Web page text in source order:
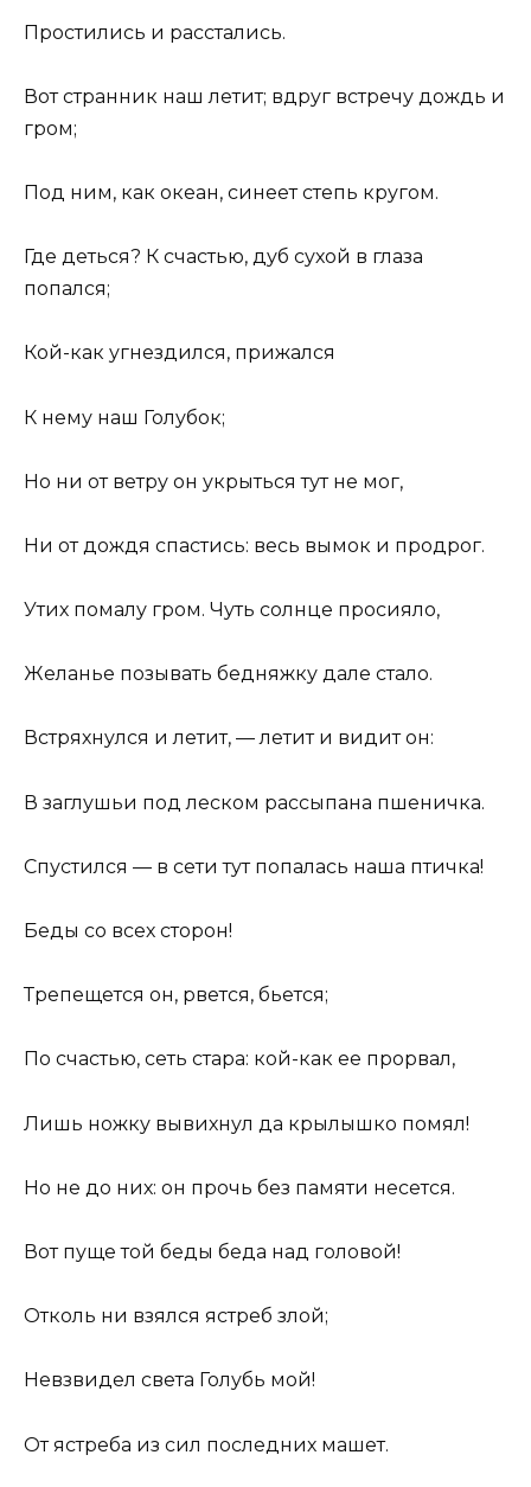
Простились и расстались.
Вот странник наш летит; вдруг встречу дождь и
гром;
Под ним, как океан, синеет степь кругом.
Где деться? К счастью, дуб сухой в глаза
попался;
Кой-как угнездился, прижался
К нему наш Голубок;
Но ни от ветру он укрыться тут не мог,
Ни от дождя спастись: весь вымок и продрог.
Утих помалу гром. Чуть солнце просияло,
Желанье позывать бедняжку дале стало.
Встряхнулся и летит, — летит и видит он:
В заглушьи под леском рассыпана пшеничка.
Спустился — в сети тут попалась наша птичка!
Беды со всех сторон!
Трепещется он, рвется, бьется;
По счастью, сеть стара: кой-как ее прорвал,
Лишь ножку вывихнул да крылышко помял!
Но не до них: он прочь без памяти несется.
Вот пуще той беды беда над головой!
Отколь ни взялся ястреб злой;
Невзвидел света Голубь мой!
От ястреба из сил последних машет.